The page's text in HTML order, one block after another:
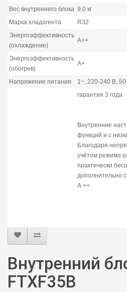
Вес внутреннего блока 9.0 кг
Марка хладагента
R32
Энергоэффективность
(охлаждение)
A++
Энергоэффективность
(обогрев)
A+
Напряжение питания
1~, 220-240 В, 50
гарантия 3 года
Внутренние
функций и с
Благодаря
учётом режима
практически
дополнительно
А ++.
Внутренний
FTXF35B